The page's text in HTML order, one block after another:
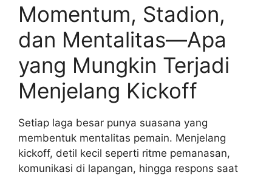
Momentum, Stadion,
dan Mentalitas—Apa
yang Mungkin Terjadi
Menjelang Kickoff
Setiap laga besar punya suasana yang
membentuk mentalitas pemain. Menjelang
kickoff, detil kecil seperti ritme pemanasan,
komunikasi di lapangan, hingga respons saat